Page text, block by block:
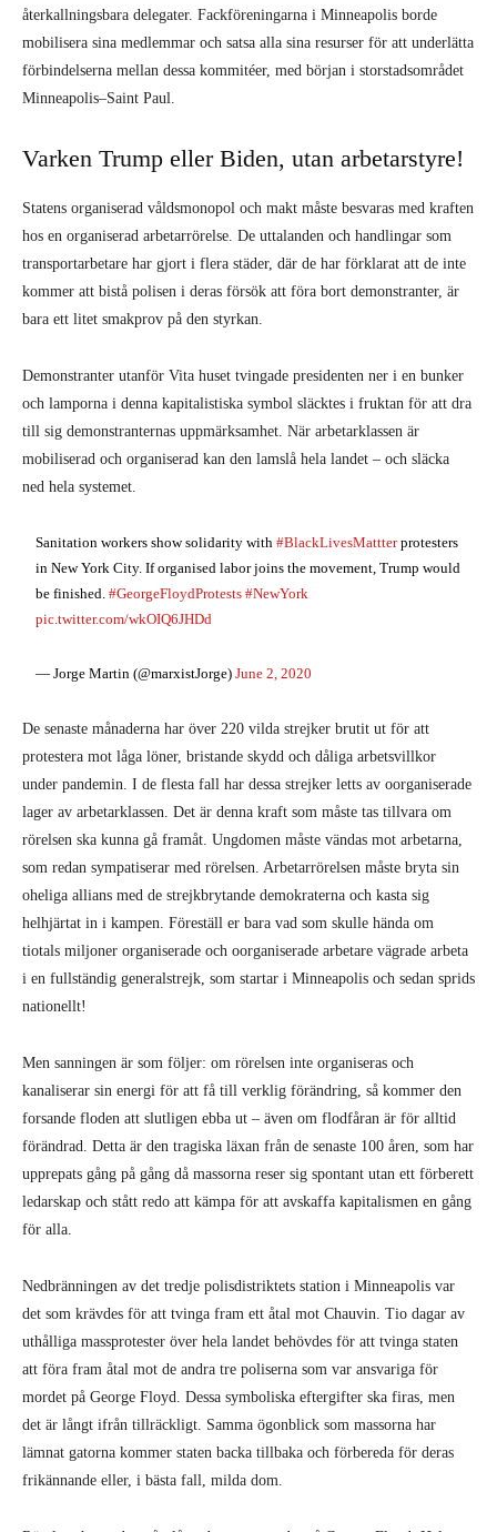
återkallningsbara delegater. Fackföreningarna i Minneapolis borde
mobilisera sina medlemmar och satsa alla sina resurser för att underlätta
förbindelserna mellan dessa kommitéer, med början i storstadsområdet
Minneapolis–Saint Paul.
Varken Trump eller Biden, utan arbetarstyre!
Statens organiserad våldsmonopol och makt måste besvaras med kraften
hos en organiserad arbetarrörelse. De uttalanden och handlingar som
transportarbetare har gjort i flera städer, där de har förklarat att de inte
kommer att bistå polisen i deras försök att föra bort demonstranter, är
bara ett litet smakprov på den styrkan.
Demonstranter utanför Vita huset tvingade presidenten ner i en bunker
och lamporna i denna kapitalistiska symbol släcktes i fruktan för att dra
till sig demonstranternas uppmärksamhet. När arbetarklassen är
mobiliserad och organiserad kan den lamslå hela landet – och släcka
ned hela systemet.
Sanitation workers show solidarity with#BlackLivesMattterprotesters
in New York City. If organised labor joins the movement, Trump would
be finished.#GeorgeFloydProtests #NewYork
pic.twitter.com/wkOIQ6JHDd
— Jorge Martin (@marxistJorge)June 2, 2020
De senaste månaderna har över 220 vilda strejker brutit ut för att
protestera mot låga löner, bristande skydd och dåliga arbetsvillkor
under pandemin. I de flesta fall har dessa strejker letts av oorganiserade
lager av arbetarklassen. Det är denna kraft som måste tas tillvara om
rörelsen ska kunna gå framåt. Ungdomen måste vändas mot arbetarna,
som redan sympatiserar med rörelsen. Arbetarrörelsen måste bryta sin
oheliga allians med de strejkbrytande demokraterna och kasta sig
helhjärtat in i kampen. Föreställ er bara vad som skulle hända om
tiotals miljoner organiserade och oorganiserade arbetare vägrade arbeta
i en fullständig generalstrejk, som startar i Minneapolis och sedan sprids
nationellt!
Men sanningen är som följer: om rörelsen inte organiseras och
kanaliserar sin energi för att få till verklig förändring, så kommer den
forsande floden att slutligen ebba ut – även om flodfåran är för alltid
förändrad. Detta är den tragiska läxan från de senaste 100 åren, som har
upprepats gång på gång då massorna reser sig spontant utan ett förberett
ledarskap och stått redo att kämpa för att avskaffa kapitalismen en gång
för alla.
Nedbränningen av det tredje polisdistriktets station i Minneapolis var
det som krävdes för att tvinga fram ett åtal mot Chauvin. Tio dagar av
uthålliga massprotester över hela landet behövdes för att tvinga staten
att föra fram åtal mot de andra tre poliserna som var ansvariga för
mordet på George Floyd. Dessa symboliska eftergifter ska firas, men
det är långt ifrån tillräckligt. Samma ögonblick som massorna har
lämnat gatorna kommer staten backa tillbaka och förbereda för deras
frikännande eller, i bästa fall, milda dom.